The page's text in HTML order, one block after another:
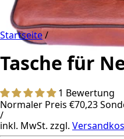
Startseite/
Tasche für
1 Bewertung
Normaler Preis €70,23
/
inkl. MwSt. zzgl.